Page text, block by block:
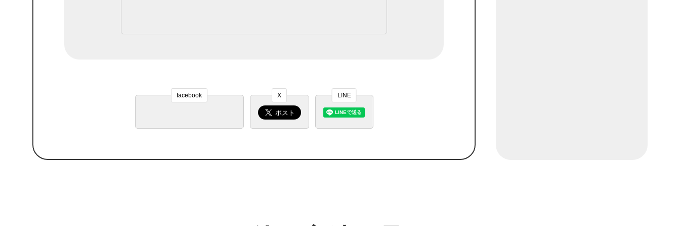
facebook X LINE